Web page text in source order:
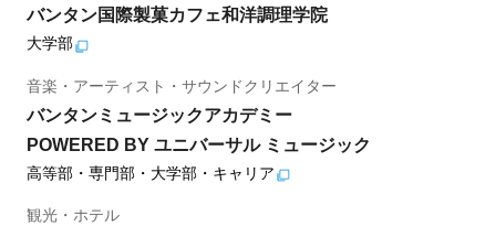
バンタン国際製菓カフェ和洋調理学院
大学部
音楽・アーティスト・サウンドクリエイター
バンタンミュージックアカデミー
POWERED BY ユニバーサル ミュージック
高等部・専門部・大学部・キャリア
観光・ホテル